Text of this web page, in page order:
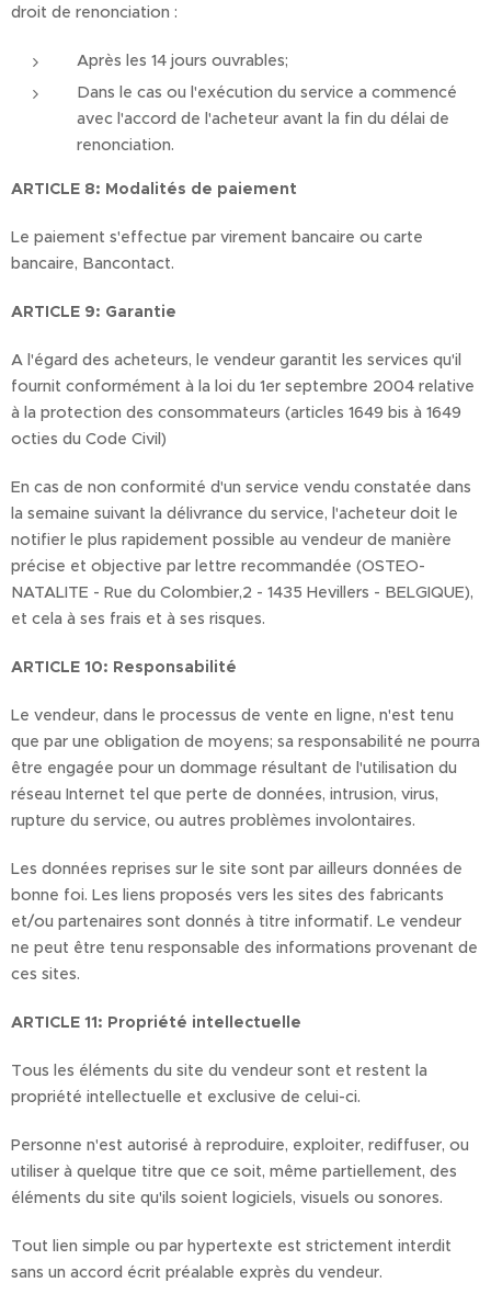
droit de renonciation :
Après les 14 jours ouvrables;
Dans le cas ou l'exécution du service a commencé
avec l'accord de l'acheteur avant la fin du délai de
renonciation.
ARTICLE 8: Modalités de paiement
Le paiement s'effectue par virement bancaire ou carte
bancaire, Bancontact.
ARTICLE 9: Garantie
A l'égard des acheteurs, le vendeur garantit les services qu'il
fournit conformément à la loi du 1er septembre 2004 relative
à la protection des consommateurs (articles 1649 bis à 1649
octies du Code Civil)
En cas de non conformité d'un service vendu constatée dans
la semaine suivant la délivrance du service, l'acheteur doit le
notifier le plus rapidement possible au vendeur de manière
précise et objective par lettre recommandée (OSTEO-
NATALITE - Rue du Colombier,2 - 1435 Hevillers - BELGIQUE),
et cela à ses frais et à ses risques.
ARTICLE 10: Responsabilité
Le vendeur, dans le processus de vente en ligne, n'est tenu
que par une obligation de moyens; sa responsabilité ne pourra
être engagée pour un dommage résultant de l'utilisation du
réseau Internet tel que perte de données, intrusion, virus,
rupture du service, ou autres problèmes involontaires.
Les données reprises sur le site sont par ailleurs données de
bonne foi. Les liens proposés vers les sites des fabricants
et/ou partenaires sont donnés à titre informatif. Le vendeur
ne peut être tenu responsable des informations provenant de
ces sites.
ARTICLE 11: Propriété intellectuelle
Tous les éléments du site du vendeur sont et restent la
propriété intellectuelle et exclusive de celui-ci.
Personne n'est autorisé à reproduire, exploiter, rediffuser, ou
utiliser à quelque titre que ce soit, même partiellement, des
éléments du site qu'ils soient logiciels, visuels ou sonores.
Tout lien simple ou par hypertexte est strictement interdit
sans un accord écrit préalable exprès du vendeur.